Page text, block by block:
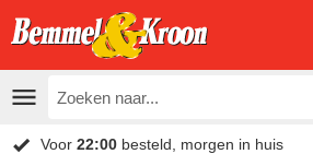
Voor 22:00 besteld, morgen in huis